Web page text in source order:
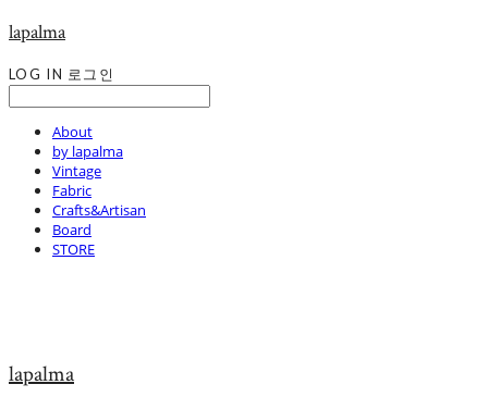
lapalma
LOG IN 로그인
About
by lapalma
Vintage
Fabric
Crafts&Artisan
Board
STORE
lapalma